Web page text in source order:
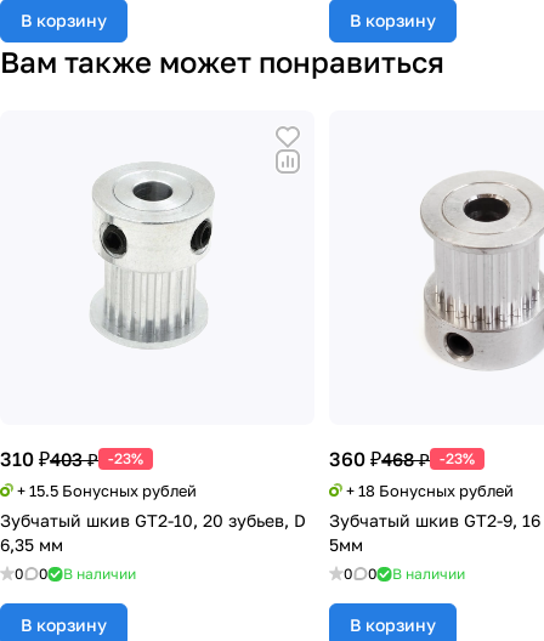
В корзину В корзину
Вам также может понравиться
310 ₽403 ₽ -23%
+ 15.5 Бонусных рублей
Зубчатый шкив GT2-10, 20 зубьев, D
6,35 мм
0 0 В наличии
В корзину
360 ₽468 ₽ -23%
+ 18 Бонусных рублей
Зубчатый шкив GT2-9, 16
5мм
0 0 В наличии
В корзину